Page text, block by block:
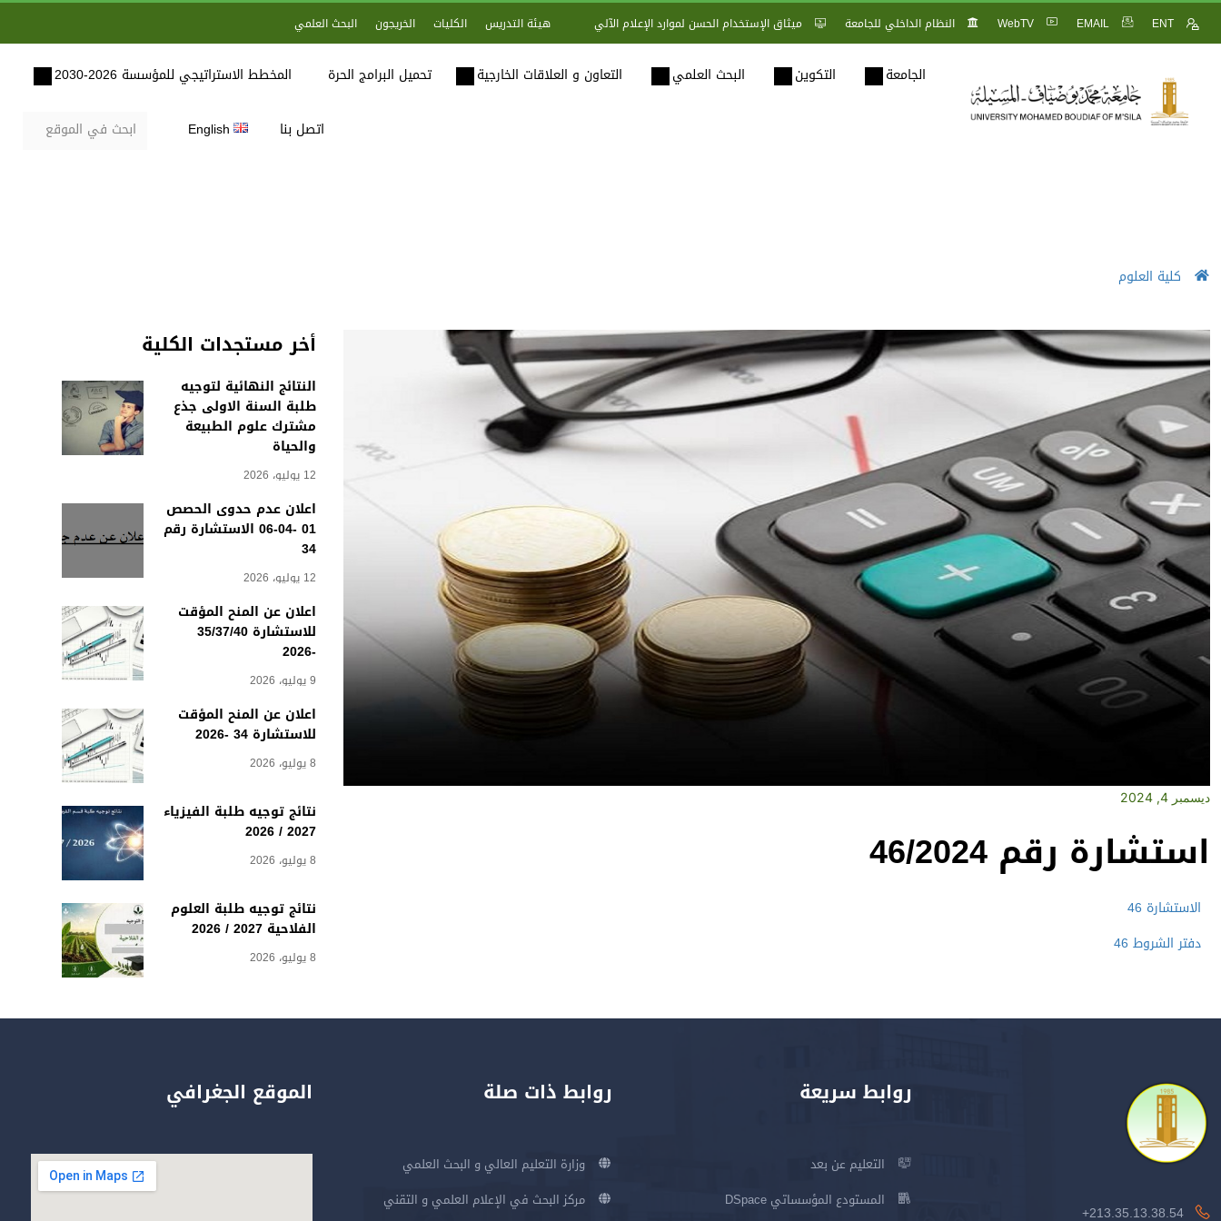
ENT
EMAIL
WebTV النظام الداخلي للجامعة ميثاق الإستخدام الحسن لموارد الإعلام الآلي هيئة التدريس الكليات الخريجون البحث العلمي
الجامعة التكوين البحث العلمي التعاون و العلاقات الخارجية تحميل البرامج الحرة المخطط الاستراتيجي للمؤسسة 2026-2030
اتصل بنا English
كلية العلوم
أخر مستجدات الكلية
النتائج النهائية لتوجيه
طلبة السنة الاولى جذع
مشترك علوم الطبيعة
والحياة
12 يوليو، 2026
اعلان عدم حدوى الحصص
01 -04-06 الاستشارة رقم
34
12 يوليو، 2026
اعلان عن المنح المؤقت
للاستشارة 35/37/40
-2026
9 يوليو، 2026
اعلان عن المنح المؤقت
للاستشارة 34 -2026
8 يوليو، 2026
نتائج توجيه طلبة الفيزياء
2027 / 2026
8 يوليو، 2026
نتائج توجيه طلبة العلوم
الفلاحية 2027 / 2026
8 يوليو، 2026
ديسمبر 4, 2024
استشارة رقم 46/2024
الاستشارة 46
دفتر الشروط 46
213.35.13.38.54+
روابط سريعة
التعليم عن بعد
المستودع المؤسساتي DSpace
روابط ذات صلة
وزارة التعليم العالي و البحث العلمي
مركز البحث في الإعلام العلمي و التقني
الموقع الجغرافي